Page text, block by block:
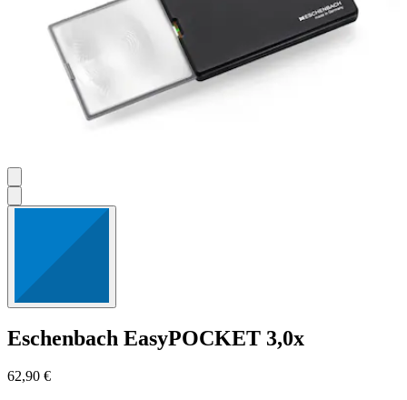
Eschenbach EasyPOCKET 3,0x
62,90 €